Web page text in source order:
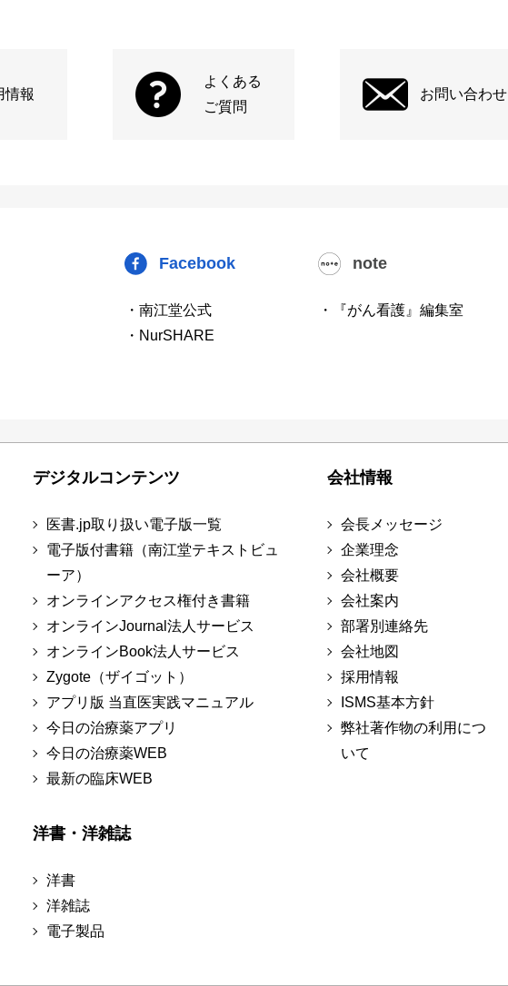
情報
よくある
ご質問
お問い合わせ
Facebook
・南江堂公式
・NurSHARE
note
・『がん看護』編集室
デジタルコンテンツ
医書.jp取り扱い電子版一覧
電子版付書籍（南江堂テキストビュ
ーア）
オンラインアクセス権付き書籍
オンラインJournal法人サービス
オンラインBook法人サービス
Zygote（ザイゴット）
アプリ版 当直医実践マニュアル
今日の治療薬アプリ
今日の治療薬WEB
最新の臨床WEB
洋書・洋雑誌
洋書
洋雑誌
電子製品
会社情報
会長メッセージ
企業理念
会社概要
会社案内
部署別連絡先
会社地図
採用情報
ISMS基本方針
弊社著作物の利用につ
いて